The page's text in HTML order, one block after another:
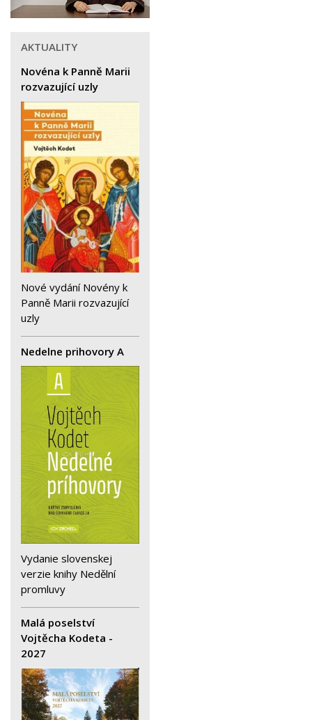
AKTUALITY
Novéna k Panně Marii
rozvazující uzly
Nové vydání Novény k
Panně Marii rozvazující
uzly
Nedelne prihovory A
Vydanie slovenskej
verzie knihy Nedělní
promluvy
Malá poselství
Vojtěcha Kodeta -
2027